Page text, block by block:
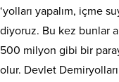
‘yolları yapalım, içme
diyoruz. Bu kez bunlar
500 milyon gibi bir
olur. Devlet